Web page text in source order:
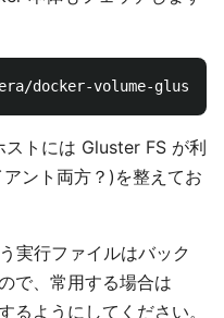
トには Gluster FS が利
ント両方？)を整えてお
行ファイルはバック
で、常用する場合は
ようにしてください。